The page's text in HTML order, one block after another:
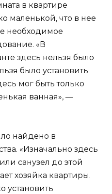
в квартире
маленькой, что в нее
необходимое
«В
здесь нельзя было
было установить
мог быть только
ванная», —
найдено в
«Изначально здесь
санузел до этой
хозяйка квартиры.
установить